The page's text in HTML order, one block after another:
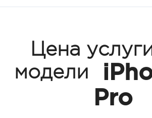
Цена
модели
Pro